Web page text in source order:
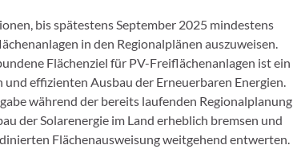
bis spätestens September 2025 mindestens
in den Regionalplänen auszuweisen.
Flächenziel für PV-Freiflächenanlagen ist ein
effizienten Ausbau der Erneuerbaren Energien.
während der bereits laufenden Regionalplanung
der Solarenergie im Land erheblich bremsen und
Flächenausweisung weitgehend entwerten.